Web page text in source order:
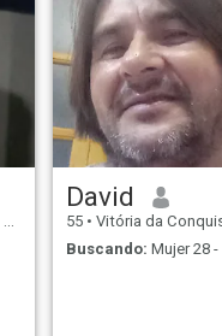
David
55 • Vitória da Conquista, Bahia,
Buscando: Mujer 28 -